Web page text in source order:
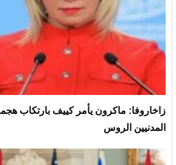
زاخاروفا: ماكرون يأمر كييف بارتكاب
المدنيين الروس